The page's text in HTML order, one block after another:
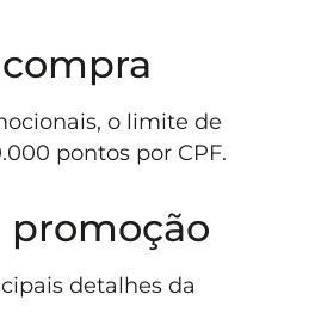
o limite de
pontos por CPF.
promoção
detalhes da